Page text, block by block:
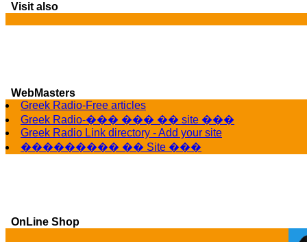
Visit also
WebMasters
Greek Radio-Free articles
Greek Radio-��� ��� �� site ���
Greek Radio Link directory - Add your site
��������� �� Site ���
OnLine Shop